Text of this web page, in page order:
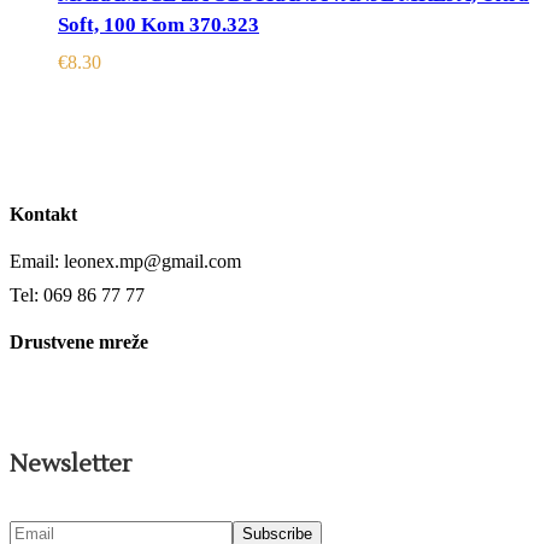
Soft, 100 Kom 370.323
€8.30
Kontakt
Email: leonex.mp@gmail.com
Tel: 069 86 77 77
Drustvene mreže
Newsletter